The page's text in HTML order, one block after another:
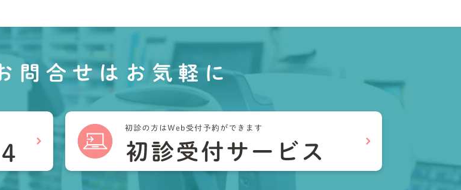
問合せは お気軽に